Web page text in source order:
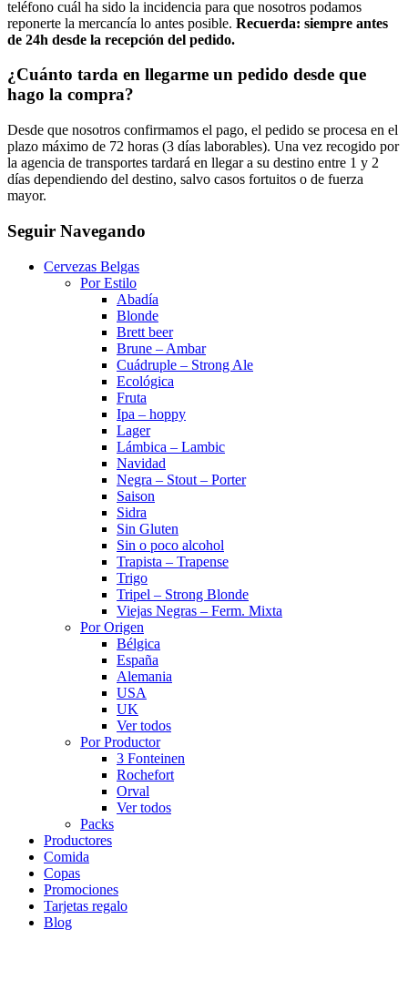
teléfono cuál ha sido la incidencia para que nosotros podamos
reponerte la mercancía lo antes posible. Recuerda: siempre antes
de 24h desde la recepción del pedido.
¿Cuánto tarda en llegarme un pedido desde que
hago la compra?
Desde que nosotros confirmamos el pago, el pedido se procesa en el
plazo máximo de 72 horas (3 días laborables). Una vez recogido por
la agencia de transportes tardará en llegar a su destino entre 1 y 2
días dependiendo del destino, salvo casos fortuitos o de fuerza
mayor.
Seguir Navegando
Cervezas Belgas
Por Estilo
Abadía
Blonde
Brett beer
Brune – Ambar
Cuádruple – Strong Ale
Ecológica
Fruta
Ipa – hoppy
Lager
Lámbica – Lambic
Navidad
Negra – Stout – Porter
Saison
Sidra
Sin Gluten
Sin o poco alcohol
Trapista – Trapense
Trigo
Tripel – Strong Blonde
Viejas Negras – Ferm. Mixta
Por Origen
Bélgica
España
Alemania
USA
UK
Ver todos
Por Productor
3 Fonteinen
Rochefort
Orval
Ver todos
Packs
Productores
Comida
Copas
Promociones
Tarjetas regalo
Blog